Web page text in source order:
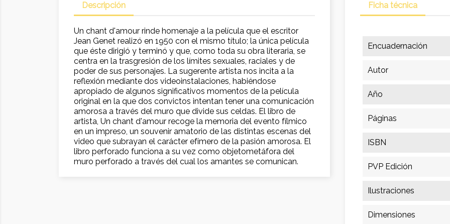
Descripción
Un chant d'amour rinde homenaje a la película que el escritor
Jean Genet realizó en 1950 con el mismo título; la única película
que éste dirigió y terminó y que, como toda su obra literaria, se
centra en la trasgresión de los límites sexuales, raciales y de
poder de sus personajes. La sugerente artista nos incita a la
reflexión mediante dos videoinstalaciones, habiéndose
apropiado de algunos significativos momentos de la película
original en la que dos convictos intentan tener una comunicación
amorosa a través del muro que divide sus celdas. El libro de
artista, Un chant d'amour recoge la memoria del evento fílmico
en un impreso, un souvenir amatorio de las distintas escenas del
video que subrayan el carácter efímero de la pasión amorosa. El
libro perforado funciona a su vez como objetometáfora del
muro perforado a través del cual los amantes se comunican.
Ficha técnica
Encuadernación
Autor
Año
Páginas
ISBN
PVP Edición
Ilustraciones
Dimensiones